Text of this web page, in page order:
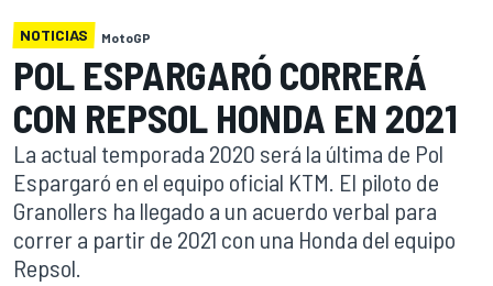
NOTICIAS MotoGP
POL ESPARGARÓ CORRERÁ
CON REPSOL HONDA EN 2021
La actual temporada 2020 será la última de Pol
Espargaró en el equipo oficial KTM. El piloto de
Granollers ha llegado a un acuerdo verbal para
correr a partir de 2021 con una Honda del equipo
Repsol.